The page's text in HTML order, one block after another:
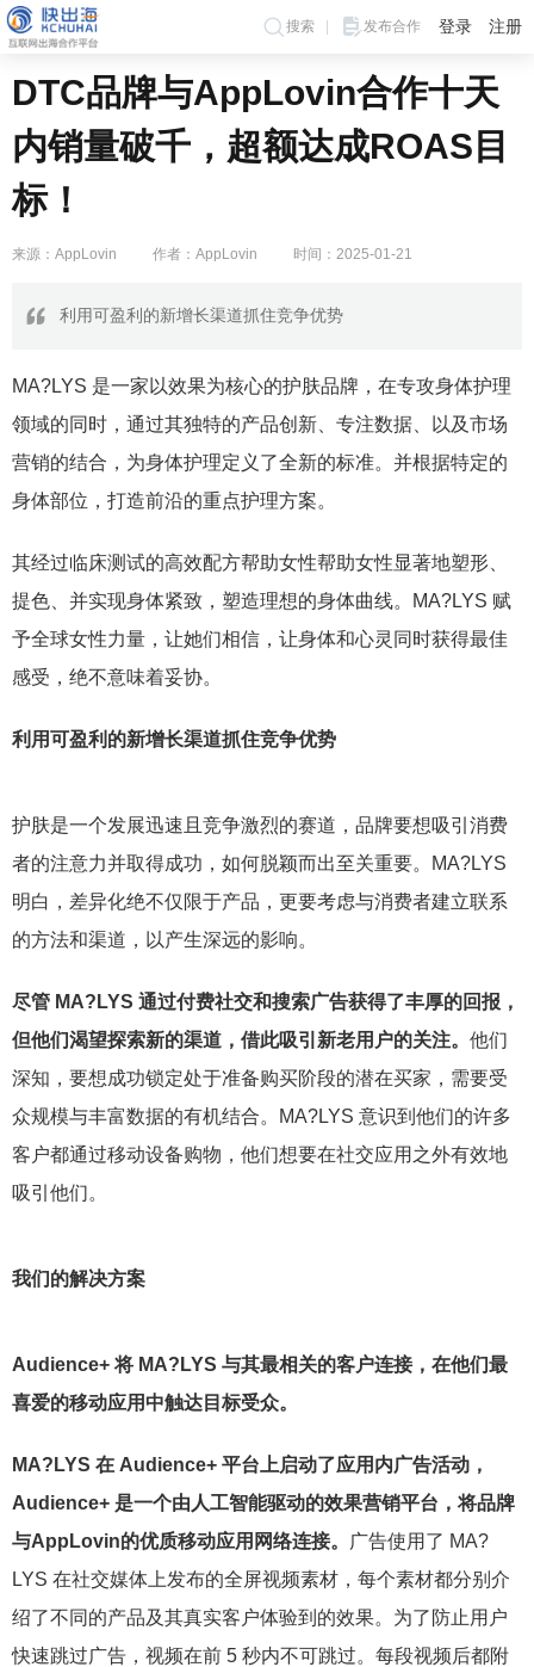
搜索 发布合作 登录 注册
DTC品牌与AppLovin合作十天
内销量破千，超额达成ROAS目
标！
来源：AppLovin 作者：AppLovin 时间：2025-01-21
利用可盈利的新增长渠道抓住竞争优势
MA?LYS 是一家以效果为核心的护肤品牌，在专攻身体护理
领域的同时，通过其独特的产品创新、专注数据、以及市场
营销的结合，为身体护理定义了全新的标准。并根据特定的
身体部位，打造前沿的重点护理方案。
其经过临床测试的高效配方帮助女性帮助女性显著地塑形、
提色、并实现身体紧致，塑造理想的身体曲线。MA?LYS 赋
予全球女性力量，让她们相信，让身体和心灵同时获得最佳
感受，绝不意味着妥协。
利用可盈利的新增长渠道抓住竞争优势
护肤是一个发展迅速且竞争激烈的赛道，品牌要想吸引消费
者的注意力并取得成功，如何脱颖而出至关重要。MA?LYS
明白，差异化绝不仅限于产品，更要考虑与消费者建立联系
的方法和渠道，以产生深远的影响。
尽管 MA?LYS 通过付费社交和搜索广告获得了丰厚的回报，
但他们渴望探索新的渠道，借此吸引新老用户的关注。 他们
深知，要想成功锁定处于准备购买阶段的潜在买家，需要受
众规模与丰富数据的有机结合。MA?LYS 意识到他们的许多
客户都通过移动设备购物，他们想要在社交应用之外有效地
吸引他们。
我们的解决方案
Audience+ 将 MA?LYS 与其最相关的客户连接，在他们最
喜爱的移动应用中触达目标受众。
MA?LYS 在 Audience+ 平台上启动了应用内广告活动，
Audience+ 是一个由人工智能驱动的效果营销平台，将品牌
与AppLovin的优质移动应用网络连接。
广告使用了 MA?
LYS 在社交媒体上发布的全屏视频素材，每个素材都分别介
绍了不同的产品及其真实客户体验到的效果。为了防止用户
快速跳过广告，视频在前 5 秒内不可跳过。每段视频后都附